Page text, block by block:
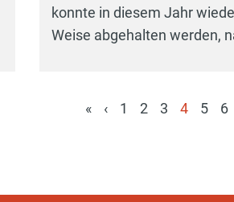
konnte in diesem Jahr
Weise abgehalten werden,
« ‹ 1 2 3
4
5 6